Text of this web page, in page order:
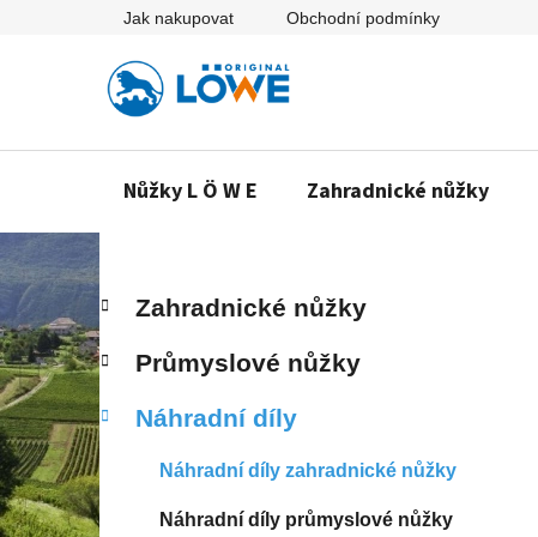
Jak nakupovat Obchodní podmínky
Nůžky L Ö W E Zahradnické nůžky
P
o
s
t
r
a
n
n
kategorie
K
a
t
e
g
o
r
i
e
Zahradnické nůžky
Průmyslové nůžky
Náhradní díly
Náhradní díly zahradnické nůžky
Náhradní díly průmyslové nůžky